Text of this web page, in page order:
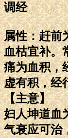
调经
属性：赶前
血枯宜补。
痛为血积，
虚有积，经
【主意】
妇人坤道血
气衰应可治